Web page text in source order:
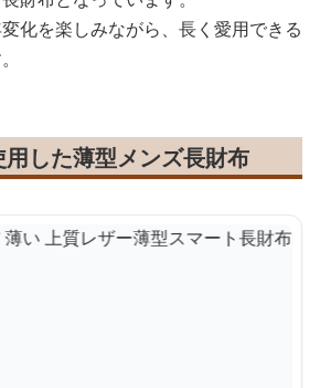
化を楽しみながら、長く愛用できる
した薄型メンズ長財布